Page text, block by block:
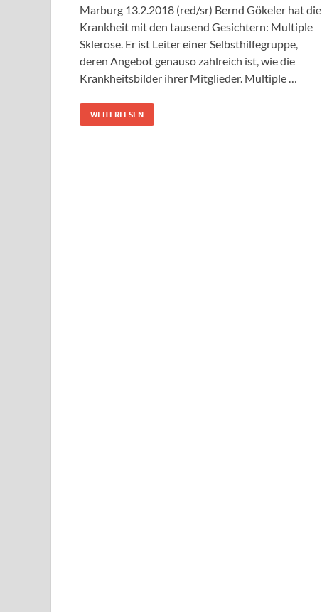
Marburg 13.2.2018 (red/sr) Bernd Gökeler hat die
Krankheit mit den tausend Gesichtern: Multiple
Sklerose. Er ist Leiter einer Selbsthilfegruppe,
deren Angebot genauso zahlreich ist, wie die
Krankheitsbilder ihrer Mitglieder. Multiple …
WEITERLESEN